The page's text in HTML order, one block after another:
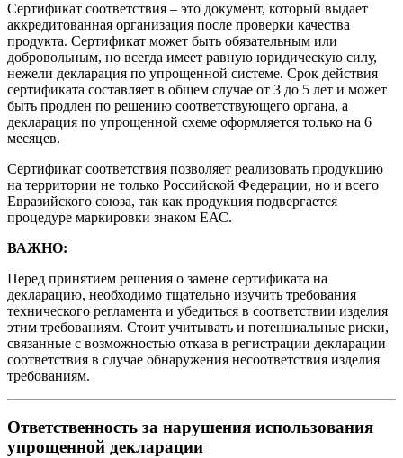
Сертификат соответствия – это документ, который выдает
аккредитованная организация после проверки качества
продукта. Сертификат может быть обязательным или
добровольным, но всегда имеет равную юридическую силу,
нежели декларация по упрощенной системе. Срок действия
сертификата составляет в общем случае от 3 до 5 лет и может
быть продлен по решению соответствующего органа, а
декларация по упрощенной схеме оформляется только на 6
месяцев.
Сертификат соответствия позволяет реализовать продукцию
на территории не только Российской Федерации, но и всего
Евразийского союза, так как продукция подвергается
процедуре маркировки знаком ЕАС.
ВАЖНО:
Перед принятием решения о замене сертификата на
декларацию, необходимо тщательно изучить требования
технического регламента и убедиться в соответствии изделия
этим требованиям. Стоит учитывать и потенциальные риски,
связанные с возможностью отказа в регистрации декларации
соответствия в случае обнаружения несоответствия изделия
требованиям.
Ответственность за нарушения использования
упрощенной декларации